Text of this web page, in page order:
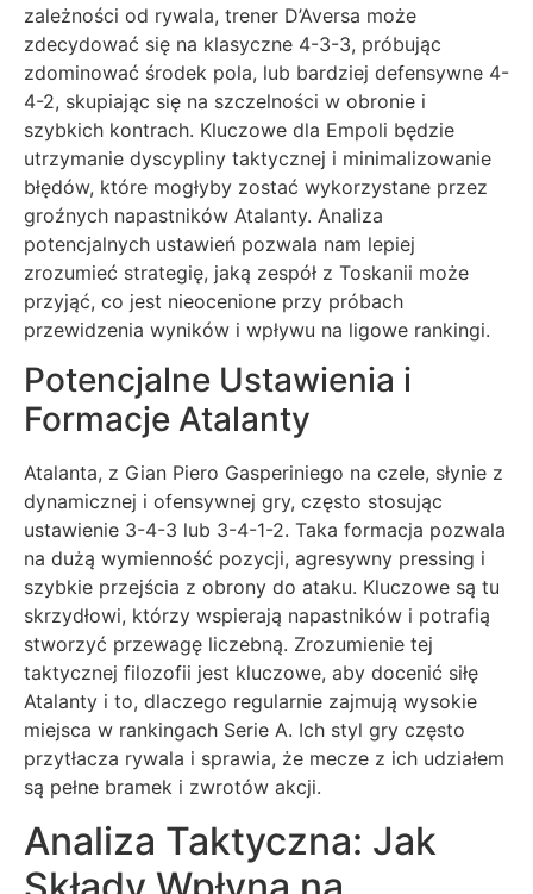
zależności od rywala, trener D’Aversa może
zdecydować się na klasyczne 4-3-3, próbując
zdominować środek pola, lub bardziej defensywne 4-
4-2, skupiając się na szczelności w obronie i
szybkich kontrach. Kluczowe dla Empoli będzie
utrzymanie dyscypliny taktycznej i minimalizowanie
błędów, które mogłyby zostać wykorzystane przez
groźnych napastników Atalanty. Analiza
potencjalnych ustawień pozwala nam lepiej
zrozumieć strategię, jaką zespół z Toskanii może
przyjąć, co jest nieocenione przy próbach
przewidzenia wyników i wpływu na ligowe rankingi.
Potencjalne Ustawienia i
Formacje Atalanty
Atalanta, z Gian Piero Gasperiniego na czele, słynie z
dynamicznej i ofensywnej gry, często stosując
ustawienie 3-4-3 lub 3-4-1-2. Taka formacja pozwala
na dużą wymienność pozycji, agresywny pressing i
szybkie przejścia z obrony do ataku. Kluczowe są tu
skrzydłowi, którzy wspierają napastników i potrafią
stworzyć przewagę liczebną. Zrozumienie tej
taktycznej filozofii jest kluczowe, aby docenić siłę
Atalanty i to, dlaczego regularnie zajmują wysokie
miejsca w rankingach Serie A. Ich styl gry często
przytłacza rywala i sprawia, że mecze z ich udziałem
są pełne bramek i zwrotów akcji.
Analiza Taktyczna: Jak